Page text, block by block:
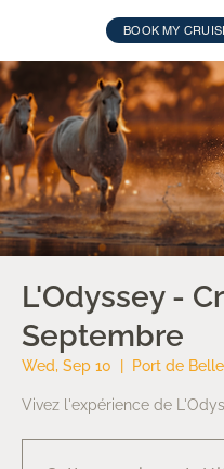
BOOK MY
L'Odyssey -
Septembre
Wed, Sep 10 Port de
Vivez l'expérience de